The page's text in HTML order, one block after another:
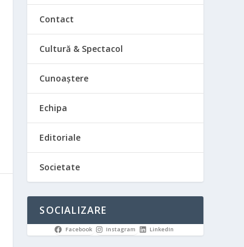
Contact
Cultură & Spectacol
Cunoaștere
Echipa
Editoriale
Societate
SOCIALIZARE
Facebook Instagram LinkedIn